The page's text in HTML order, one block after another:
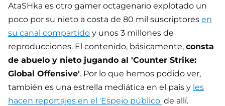
AtaSHka es otro gamer octagenario explotado un
poco por su nieto a costa de 80 mil suscriptores en
su canal compartido y unos 3 millones de
reproducciones. El contenido, básicamente, consta
de abuelo y nieto jugando al 'Counter Strike:
Global Offensive'. Por lo que hemos podido ver,
también es una estrella mediática en el país y les
hacen reportajes en el 'Espejo público' de allí.